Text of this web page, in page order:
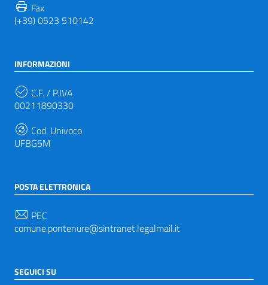
Fax
(+39) 0523 510142
INFORMAZIONI
C.F. / P.IVA
00211890330
Cod. Univoco
UFBG5M
POSTA ELETTRONICA
PEC
comune.pontenure@sintranet.legalmail.it
SEGUICI SU